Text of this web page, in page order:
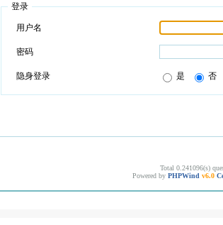
登录
用户名
密码
隐身登录 是 否
Total 0.241096(s)
Powered by PHPWind v6.0